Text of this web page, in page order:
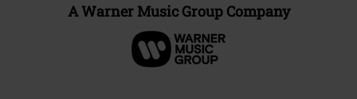
A Warner Music Group Company